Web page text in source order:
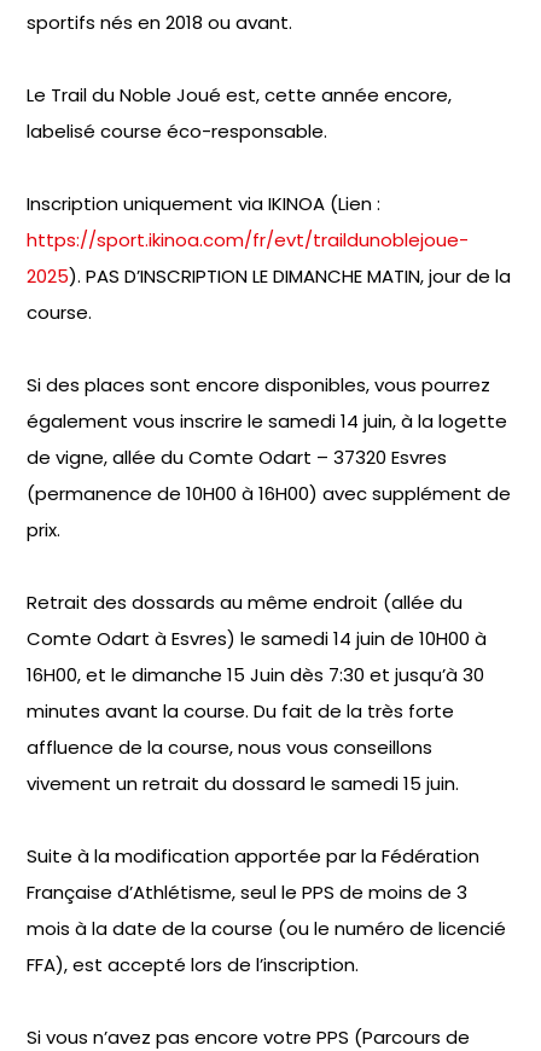
sportifs nés en 2018 ou avant.
Le Trail du Noble Joué est, cette année encore,
labelisé course éco-responsable.
Inscription uniquement via IKINOA (Lien :
https://sport.ikinoa.com/fr/evt/traildunoblejoue-
2025). PAS D’INSCRIPTION LE DIMANCHE MATIN, jour de la
course.
Si des places sont encore disponibles, vous pourrez
également vous inscrire le samedi 14 juin, à la logette
de vigne, allée du Comte Odart – 37320 Esvres
(permanence de 10H00 à 16H00) avec supplément de
prix.
Retrait des dossards au même endroit (allée du
Comte Odart à Esvres) le samedi 14 juin de 10H00 à
16H00, et le dimanche 15 Juin dès 7:30 et jusqu’à 30
minutes avant la course. Du fait de la très forte
affluence de la course, nous vous conseillons
vivement un retrait du dossard le samedi 15 juin.
Suite à la modification apportée par la Fédération
Française d’Athlétisme, seul le PPS de moins de 3
mois à la date de la course (ou le numéro de licencié
FFA), est accepté lors de l’inscription.
Si vous n’avez pas encore votre PPS (Parcours de